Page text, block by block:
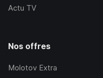
Actu TV
Nos offres
Molotov Extra